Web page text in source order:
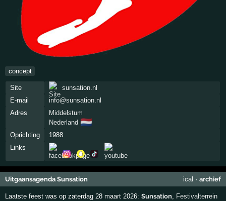
concept
Site
sunsation.nl
E-mail
info@sunsation.nl
Adres
Middelstum
Nederland 🇳🇱
Oprichting
1988
Links
Uitgaansagenda Sunsation ical · archief
Laatste feest was op zaterdag 28 maart 2026:Sunsation, Festivalterrein